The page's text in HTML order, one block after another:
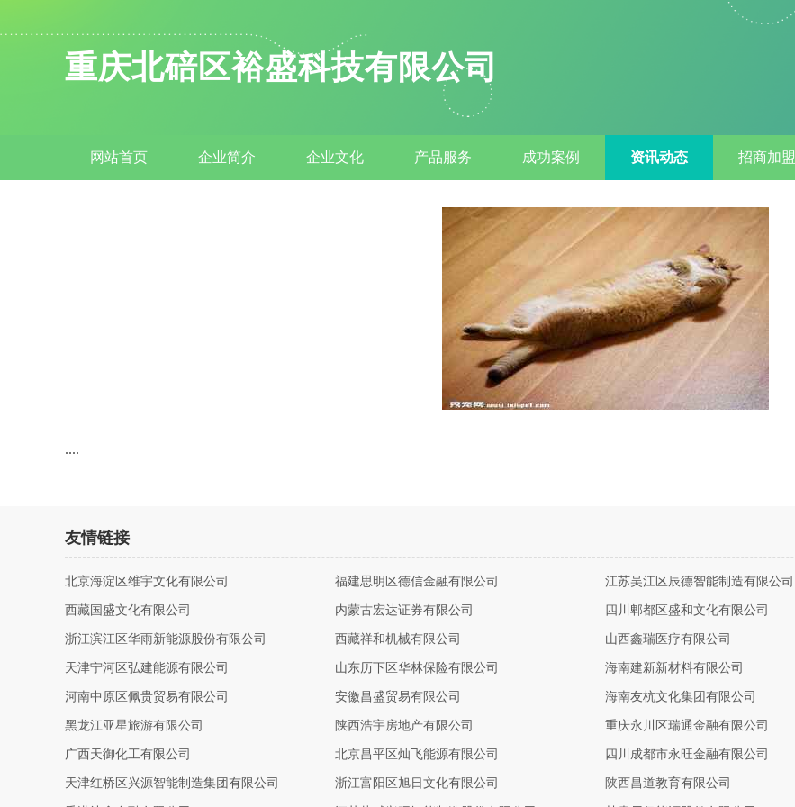
重庆北碚区裕盛科技有限公司
网站首页 企业简介 企业文化 产品服务 成功案例 资讯动态 招商加盟
....
友情链接
北京海淀区维宇文化有限公司 福建思明区德信金融有限公司 江苏吴江区辰德智能制造有限公司
西藏国盛文化有限公司 内蒙古宏达证券有限公司 四川郫都区盛和文化有限公司
浙江滨江区华雨新能源股份有限公司 西藏祥和机械有限公司 山西鑫瑞医疗有限公司
天津宁河区弘建能源有限公司 山东历下区华林保险有限公司 海南建新新材料有限公司
河南中原区佩贵贸易有限公司 安徽昌盛贸易有限公司 海南友杭文化集团有限公司
黑龙江亚星旅游有限公司 陕西浩宇房地产有限公司 重庆永川区瑞通金融有限公司
广西天御化工有限公司 北京昌平区灿飞能源有限公司 四川成都市永旺金融有限公司
天津红桥区兴源智能制造集团有限公司 浙江富阳区旭日文化有限公司 陕西昌道教育有限公司